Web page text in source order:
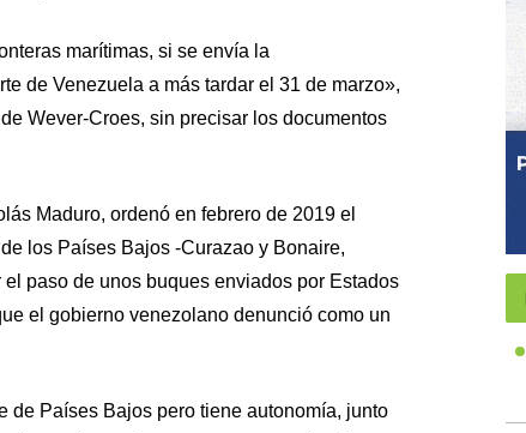
marítimas, si se envía la
de Venezuela a más tardar el 31 de marzo»,
Wever-Croes, sin precisar los documentos
Maduro, ordenó en febrero de 2019 el
los Países Bajos -Curazao y Bonaire,
paso de unos buques enviados por Estados
el gobierno venezolano denunció como un
de Países Bajos pero tiene autonomía, junto